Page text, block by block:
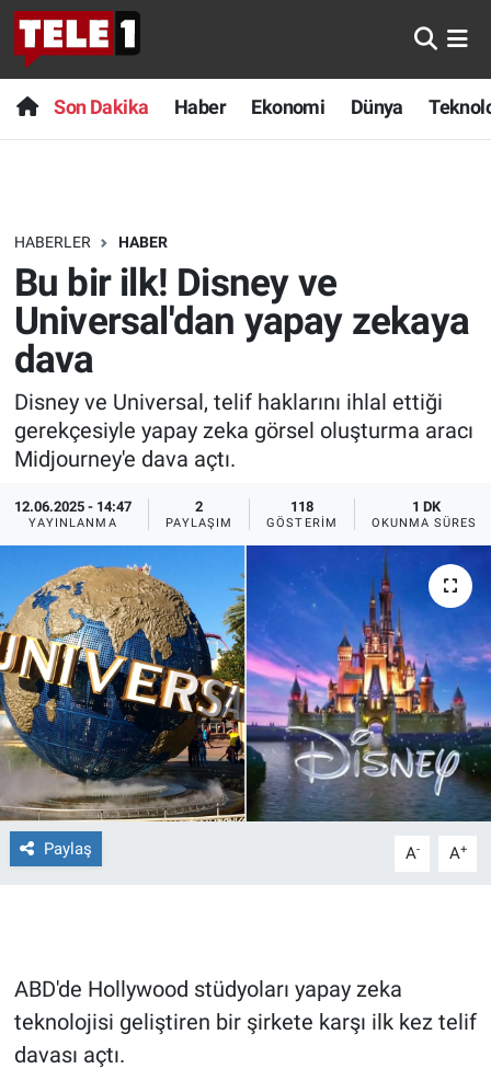
Son Dakika Haber Ekonomi Dünya
HABERLER HABER
Bu bir ilk! Disney ve
Universal'dan yapay zekaya
dava
Disney ve Universal, telif haklarını ihlal ettiği
gerekçesiyle yapay zeka görsel oluşturma aracı
Midjourney'e dava açtı.
12.06.2025 - 14:47
YAYINLANMA
2
PAYLAŞIM
118
GÖSTERIM
1 DK
OKUNMA SÜRESI
Paylaş A- A+
ABD'de Hollywood stüdyoları yapay zeka
teknolojisi geliştiren bir şirkete karşı ilk kez telif
davası açtı.
Anında Manşet
Başka Sohbetler
Bilim turu
Bilim ve Teknoloji Evreni
Doğa Konuşuyor
Dünya
Ege Saati
Ege'den Esintiler
Eğitim
Eğlence
Ekonomi
Forum
Gerçeğin İzinde
Gün Başlıyor
Gün Ortası
Gündem Özel
Son Dakika
Haber
Dünya
Teknoloji
Sağlık
Spor
Yayın Akışı
İletişim
Nöbetçi Eczaneler
Hava Durumu
Trafik Durumu
Süper Lig Puan Durumu ve Fikstür
Tüm Manşetler
Son Dakika Haberleri
Haber Arşivi